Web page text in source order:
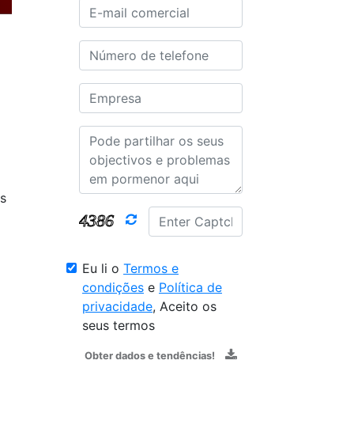
Eu li o Termos e
condições e Política de
privacidade, Aceito os
seus termos
Obter dados e tendências!